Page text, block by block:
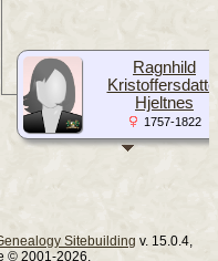
Ragnhild
Hjeltnes
1757-1822
Sitebuilding v. 15.0.4,
© 2001-2026.